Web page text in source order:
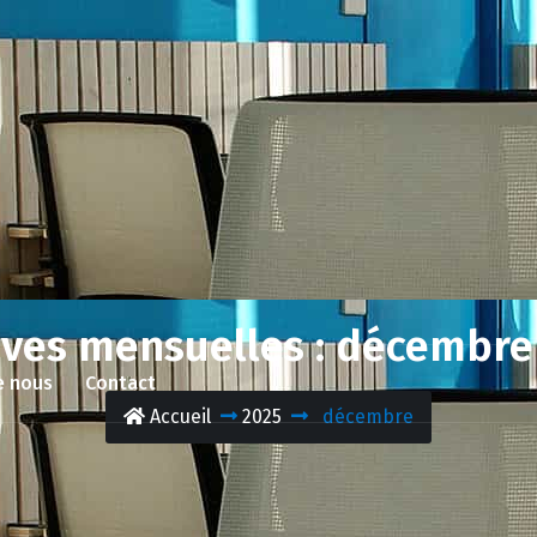
nous Contact
mensuelles :
Accueil 2025 décembre